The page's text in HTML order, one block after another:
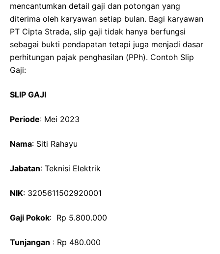
mencantumkan detail gaji dan potongan yang
diterima oleh karyawan setiap bulan. Bagi karyawan
PT Cipta Strada, slip gaji tidak hanya berfungsi
sebagai bukti pendapatan tetapi juga menjadi dasar
perhitungan pajak penghasilan (PPh). Contoh Slip
Gaji:
SLIP GAJI
Periode: Mei 2023
Nama: Siti Rahayu
Jabatan: Teknisi Elektrik
NIK: 3205611502920001
Gaji Pokok: Rp 5.800.000
Tunjangan : Rp 480.000